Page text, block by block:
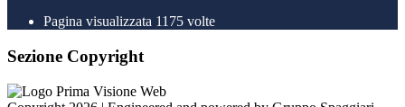
Pagina visualizzata 1175 volte
Sezione Copyright